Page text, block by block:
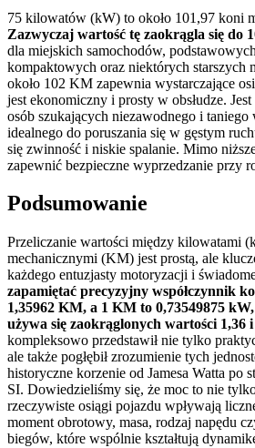
75 kilowatów (kW) to około 101,97 koni
Zazwyczaj wartość tę zaokrągla się do
dla miejskich samochodów,
kompaktowych oraz niektórych starszych
około 102 KM zapewnia wystarczające
jest ekonomiczny i prosty w obsłudze.
osób szukających niezawodnego i
idealnego do poruszania się w gęstym
się zwinność i niskie spalanie. Mimo
zapewnić bezpieczne wyprzedzanie przy
Podsumowanie
Przeliczanie wartości między kilowatami
mechanicznymi (KM) jest prostą, ale
każdego entuzjasty motoryzacji i
zapamiętać precyzyjny współczynnik
1,35962 KM, a 1 KM to 0,73549875
używa się zaokrąglonych wartości 1,36 i
kompleksowo przedstawił nie tylko
ale także pogłębił zrozumienie tych
historyczne korzenie od Jamesa Watta po
SI. Dowiedzieliśmy się, że moc to nie
rzeczywiste osiągi pojazdu wpływają
moment obrotowy, masa, rodzaj napędu
biegów, które wspólnie kształtują